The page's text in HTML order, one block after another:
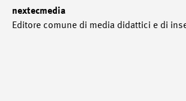
nextecmedia
Editore comune di media didattici e di